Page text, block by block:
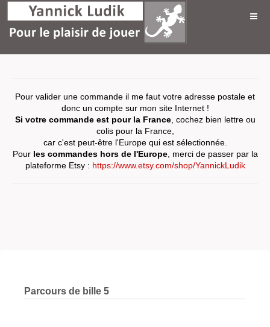
Pour valider une commande il me faut votre adresse postale et
donc un compte sur mon site Internet !
Si votre commande est pour la France, cochez bien lettre ou
colis pour la France,
car c'est peut-être l'Europe qui est sélectionnée.
Pour les commandes hors de l'Europe, merci de passer par la
plateforme Etsy : https://www.etsy.com/shop/YannickLudik
Parcours de bille 5